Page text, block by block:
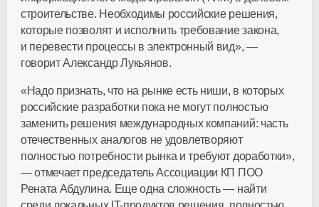
строительстве. Необходимы российские решения,
которые позволят и исполнить требование закона,
и перевести процессы в электронный вид», —
говорит Александр Лукьянов.
«Надо признать, что на рынке есть ниши, в которых
российские разработки пока не могут полностью
заменить решения международных компаний: часть
отечественных аналогов не удовлетворяют
полностью потребности рынка и требуют доработки»,
— отмечает председатель Ассоциации КП ПОО
Рената Абдулина. Еще одна сложность — найти